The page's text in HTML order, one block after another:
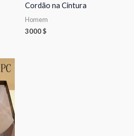
Cordão na Cintura
Homem
3000$